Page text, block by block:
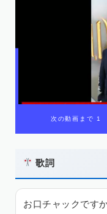
歌詞
お口チャックで